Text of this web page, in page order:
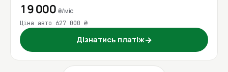
19 000 ₴/міс
Ціна авто 627 000 ₴
Дізнатись платіж→